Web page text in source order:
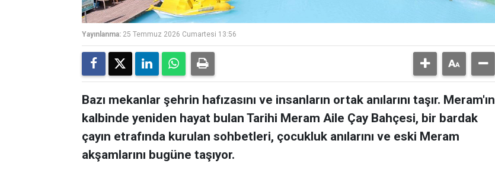
Yayınlanma: 25 Temmuz 2026 Cumartesi 13:56
Bazı mekanlar şehrin hafızasını ve insanların ortak anılarını taşır. Meram'ın
kalbinde yeniden hayat bulan Tarihi Meram Aile Çay Bahçesi, bir bardak
çayın etrafında kurulan sohbetleri, çocukluk anılarını ve eski Meram
akşamlarını bugüne taşıyor.